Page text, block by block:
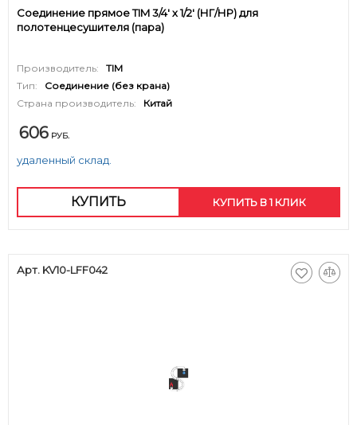
Соединение прямое TIM 3/4' х 1/2' (НГ/НР) для
полотенцесушителя (пара)
Производитель:
TIM
Тип:
Соединение (без крана)
Страна производитель:
Китай
606 РУБ.
удаленный склад.
КУПИТЬ КУПИТЬ В 1 КЛИК
Арт. KV10-LFF042